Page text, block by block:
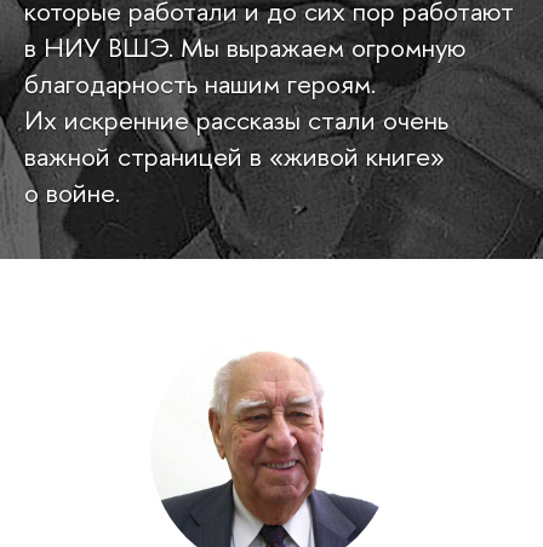
которые работали и до сих пор работают
в НИУ ВШЭ. Мы выражаем огромную
благодарность нашим героям.
Их искренние рассказы стали очень
важной страницей в «живой книге»
о войне.